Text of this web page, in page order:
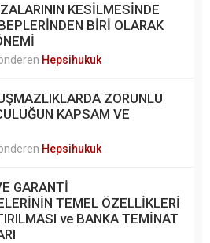
KESİLMESİNDE
BİRİ OLARAK
Hepsihukuk
ZORUNLU
KAPSAM VE
Hepsihukuk
GARANTİ
TEMEL ÖZELLİKLERİ
ve BANKA TEMİNAT